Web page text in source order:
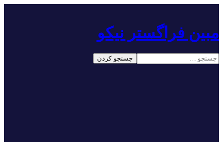
مبین فراگستر نیکو